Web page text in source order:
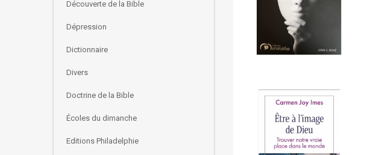
Découverte de la Bible
Dépression
Dictionnaire
Divers
Doctrine de la Bible
Écoles du dimanche
Editions Philadelphie